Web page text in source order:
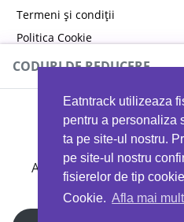
Eatntrack utilizeaza
pentru a personaliza
ta pe site-ul nostru.
pe site-ul nostru
fisierelor de tip
Cookie. Afla mai
Termeni și condiții
Politica Cookie
Politica de confidențialitate
CODURI DE REDUCERE
Ai 40%reducere la orice